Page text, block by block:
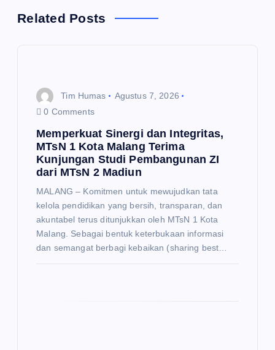
a
Related Posts
Tim Humas
Agustus 7, 2026
0 Comments
Memperkuat Sinergi dan Integritas,
MTsN 1 Kota Malang Terima
Kunjungan Studi Pembangunan ZI
dari MTsN 2 Madiun
MALANG – Komitmen untuk mewujudkan tata
kelola pendidikan yang bersih, transparan, dan
akuntabel terus ditunjukkan oleh MTsN 1 Kota
Malang. Sebagai bentuk keterbukaan informasi
dan semangat berbagi kebaikan (sharing best…